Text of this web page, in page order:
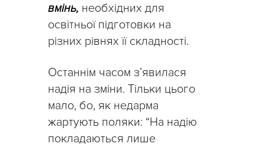
вмінь, необхідних для
освітньої підготовки на
різних рівнях її складності.
Останнім часом з’явилася
надія на зміни. Тільки цього
мало, бо, як недарма
жартують поляки: “На надію
покладаються лише